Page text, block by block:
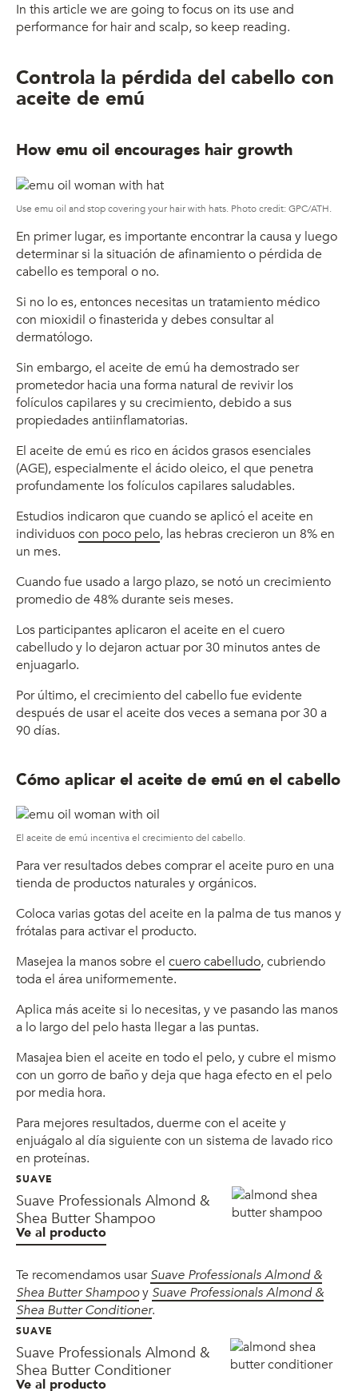
In this article we are going to focus on its use and
performance for hair and scalp, so keep reading.
Controla la pérdida del cabello con
aceite de emú
How emu oil encourages hair growth
Use emu oil and stop covering your hair with hats. Photo credit: GPC/ATH.
En primer lugar, es importante encontrar la causa y luego
determinar si la situación de afinamiento o pérdida de
cabello es temporal o no.
Si no lo es, entonces necesitas un tratamiento médico
con mioxidil o finasterida y debes consultar al
dermatólogo.
Sin embargo, el aceite de emú ha demostrado ser
prometedor hacia una forma natural de revivir los
folículos capilares y su crecimiento, debido a sus
propiedades antiinflamatorias.
El aceite de emú es rico en ácidos grasos esenciales
(AGE), especialmente el ácido oleico, el que penetra
profundamente los folículos capilares saludables.
Estudios indicaron que cuando se aplicó el aceite en
individuoscon poco pelo, las hebras crecieron un 8% en
un mes.
Cuando fue usado a largo plazo, se notó un crecimiento
promedio de 48% durante seis meses.
Los participantes aplicaron el aceite en el cuero
cabelludo y lo dejaron actuar por 30 minutos antes de
enjuagarlo.
Por último, el crecimiento del cabello fue evidente
después de usar el aceite dos veces a semana por 30 a
90 días.
Cómo aplicar el aceite de emú en el cabello
El aceite de emú incentiva el crecimiento del cabello.
Para ver resultados debes comprar el aceite puro en una
tienda de productos naturales y orgánicos.
Coloca varias gotas del aceite en la palma de tus manos y
frótalas para activar el producto.
Masejea la manos sobre el cuero cabelludo, cubriendo
toda el área uniformemente.
Aplica más aceite si lo necesitas, y ve pasando las manos
a lo largo del pelo hasta llegar a las puntas.
Masajea bien el aceite en todo el pelo, y cubre el mismo
con un gorro de baño y deja que haga efecto en el pelo
por media hora.
Para mejores resultados, duerme con el aceite y
enjuágalo al día siguiente con un sistema de lavado rico
en proteínas.
SUAVE
Suave Professionals Almond &
Shea Butter Shampoo
Ve al producto
Te recomendamos usarSuave Professionals Almond &
Shea Butter Shampooy Suave Professionals Almond &
Shea Butter Conditioner.
SUAVE
Suave Professionals Almond &
Shea Butter Conditioner
Ve al producto